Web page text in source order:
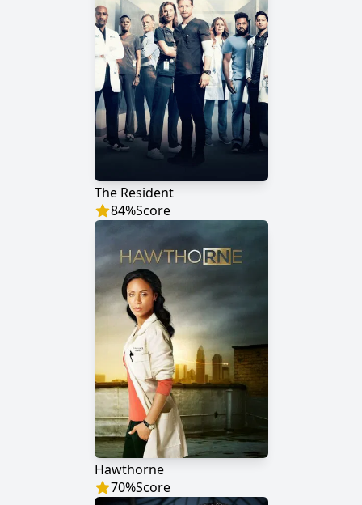
The Resident
84%Score
Hawthorne
70%Score